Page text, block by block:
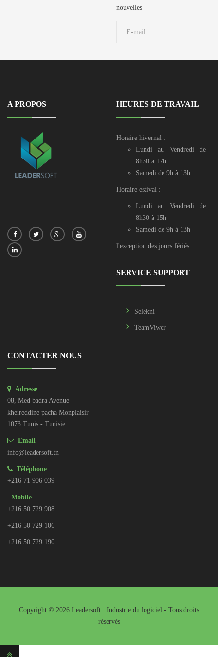
nouvelles
A PROPOS HEURES DE TRAVAIL
Horaire hivernal :
Lundi au Vendredi de
8h30 à 17h
Samedi de 9h à 13h
Horaire estival :
Lundi au Vendredi de
8h30 à 15h
Samedi de 9h à 13h
l'exception des jours fériés.
SERVICE SUPPORT
Selekni
TeamViwer
CONTACTER NOUS
Adresse
08, Med badra Avenue
kheireddine pacha Monplaisir
1073 Tunis - Tunisie
Email
info@leadersoft.tn
Téléphone
+216 71 906 039
Mobile
+216 50 729 908
+216 50 729 106
+216 50 729 190
Copyright © 2026 Leadersoft : Industrie du logiciel - Tous droits
réservés